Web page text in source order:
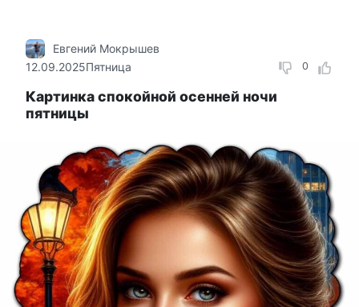
0
Евгений Мокрышев
12.09.2025Пятница
Картинка спокойной осенней ночи
пятницы